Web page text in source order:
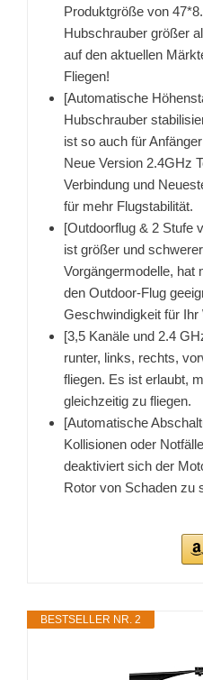
Produktgröße von
Hubschrauber größer
auf den aktuellen
Fliegen!
[Automatische
Hubschrauber
ist so auch für
Neue Version 2.4GHz
Verbindung und
für mehr Flugstabilität.
[Outdoorflug & 2 Stufe
ist größer und
Vorgängermodelle, hat
den Outdoor-Flug
Geschwindigkeit für Ihr
[3,5 Kanäle und 2.4
runter, links, rechts,
fliegen. Es ist erlaubt,
gleichzeitig zu fliegen.
[Automatische
Kollisionen oder
deaktiviert sich der
Rotor von Schaden zu
BESTSELLER NR. 2